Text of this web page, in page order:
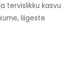
tervislikku kasvu
liigeste